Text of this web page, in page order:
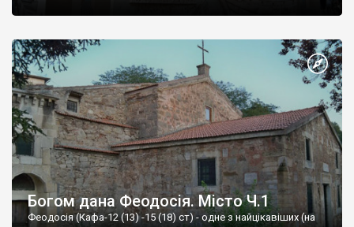
Богом дана Феодосія. Місто Ч.1
Феодосія (Кафа-12 (13) -15 (18) ст) - одне з найцікавіших (на